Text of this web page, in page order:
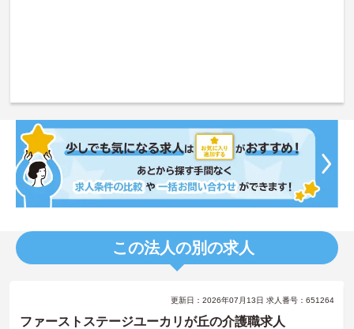
この法人の別の求人
更新日：2026年07月13日 求人番号：651264
ファーストステージユーカリが丘の介護職求人